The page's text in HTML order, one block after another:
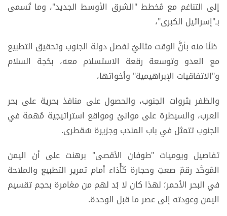
إلى التناغم مع مُخطط "الشرق الأوسط الجديد"، وما تُسمى
بـ"إسرائيل الكبرى"،
ظنًا منه بأنَّ الوقت مثاليٌ لفصل دولة الجنوب وتحقيق التطبيع
مع العدو وتوسعة رقعة الاستسلام معه، بحُجة السلام
و"الاتفاقيات الإبراهيمية" وأخواتها،
والظفر بثروات الجنوب، والحصول على منافذ بحرية على بحر
العرب، والسيطرة على موانئ ومواقع استراتيجية مُهمة في
الجنوب تتمثل في باب المندب وجزيرة سُقطرى.
تفاصيل ويوميات "طوفان الأقصى" برهنت على أن اليمن
المُوحَّد رقمٌ صعبٌ وحجارة كَأْدَاء أمام تمرير التطبيع والملاحة
في البحر الأحمر؛ لهذا كان لا بُد لهم من مغامرة بحجم تقسيم
اليمن وعودته إلى عصر ما قبل الوحدة.